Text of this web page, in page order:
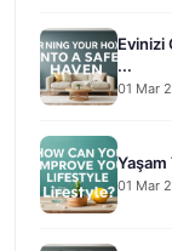
Evinizi
...
01 Mar
Yaşam
01 Mar